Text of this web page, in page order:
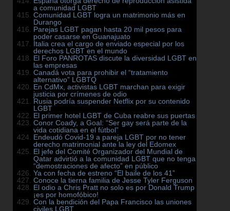
a comunidad LGBT
Comunidad LGBT logra un matrimonio más en
Durango
Parejas LGBT pagan hasta 20 mil pesos para
poder casarse en Guanajuato
Italia crea el cargo de enviado especial por los
derechos LGBT en el mundo
El Foro PANROTAS discute la diversidad LGBT en
las empresas
Canadá vota para prohibir el “tratamiento
alternativo” LGBTQ
En CdMx, activistas LGBT marchan para exigir
justicia por crímenes de odio
Rusia podría suspender Netflix por su contenido
LGBT
El primer hotel LGBT de Cuba reabre sus puertas
Conor Coady, a Goal: “Ser gay será parte de la
vida cotidiana en el fútbol”
Endeudó Covid-19 a pareja LGBT por no tener
derecho matrimonial ante la ley del Edomex
El jefe del Comité Organizador del Mundial de
Qatar advirtió a la comunidad LGBT que no tenga
“demostraciones de afecto” en público
Ya con fecha de estreno “El baile de los 41”
Conoce la tierna familia de Jesse Tyler Ferguson
El odio a Chris Pratt no solo es por Donald Trump
¡es por homofóbico!
Con la bendición del Papa Francisco las uniones
civiles LGBT